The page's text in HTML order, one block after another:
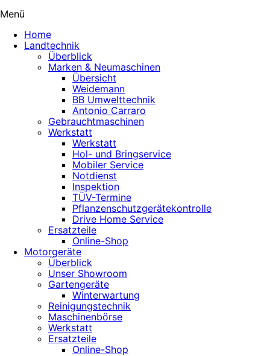
Menü
Home
Landtechnik
Überblick
Marken & Neumaschinen
Übersicht
Weidemann
BB Umwelttechnik
Antonio Carraro
Gebrauchtmaschinen
Werkstatt
Werkstatt
Hol- und Bringservice
Mobiler Service
Notdienst
Inspektion
TÜV-Termine
Pflanzenschutzgerätekontrolle
Drive Home Service
Ersatzteile
Online-Shop
Motorgeräte
Überblick
Unser Showroom
Gartengeräte
Winterwartung
Reinigungstechnik
Maschinenbörse
Werkstatt
Ersatzteile
Online-Shop